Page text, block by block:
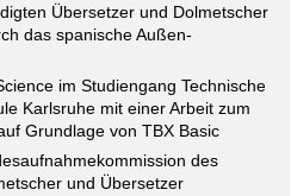
Übersetzer und Dolmetscher
das spanische Außen­
im Studien­gang Technische
Karlsruhe mit einer Arbeit zum
Grundlage von TBX Basic
des
und Übersetzer